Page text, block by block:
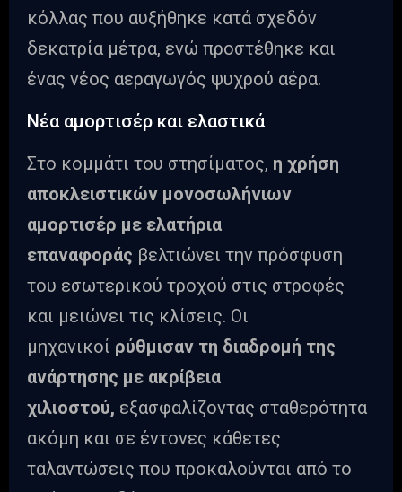
κόλλας που αυξήθηκε κατά σχεδόν
δεκατρία μέτρα, ενώ προστέθηκε και
ένας νέος αεραγωγός ψυχρού αέρα.
Νέα αμορτισέρ και ελαστικά
Στο κομμάτι του στησίματος, η χρήση
αποκλειστικών μονοσωλήνιων
αμορτισέρ με ελατήρια
επαναφοράς βελτιώνει την πρόσφυση
του εσωτερικού τροχού στις στροφές
και μειώνει τις κλίσεις. Οι
μηχανικοί ρύθμισαν τη διαδρομή της
ανάρτησης με ακρίβεια
χιλιοστού, εξασφαλίζοντας σταθερότητα
ακόμη και σε έντονες κάθετες
ταλαντώσεις που προκαλούνται από το